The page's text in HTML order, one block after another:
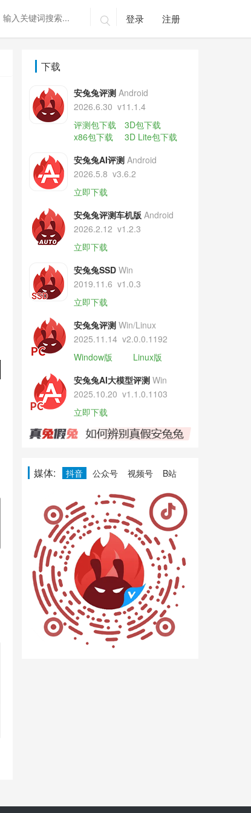
 登录 注册
下载
安兔兔评测 Android
2026.6.30 v11.1.4
评测包下载
3D包下载
x86包下载
3D Lite包下载
安兔兔AI评测 Android
2026.5.8 v3.6.2
立即下载
安兔兔评测车机版 Android
2026.2.12 v1.2.3
立即下载
安兔兔SSD Win
2019.11.6 v1.0.3
立即下载
安兔兔评测 Win/Linux
2025.11.14 v2.0.0.1192
Window版
Linux版
安兔兔AI大模型评测 Win
2025.10.20 v1.1.0.1103
立即下载
媒体: 抖音 公众号 视频号 B站